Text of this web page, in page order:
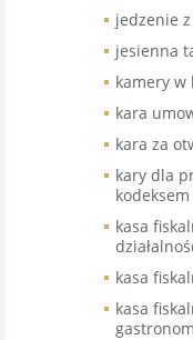
jedzenie
jesienna
kamery w
kara
kara za
kary dla
kasa
kasa
kasa